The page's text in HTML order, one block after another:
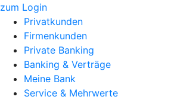
zum Login
Privatkunden
Firmenkunden
Private Banking
Banking & Verträge
Meine Bank
Service & Mehrwerte